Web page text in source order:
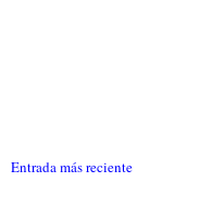
Entrada más reciente